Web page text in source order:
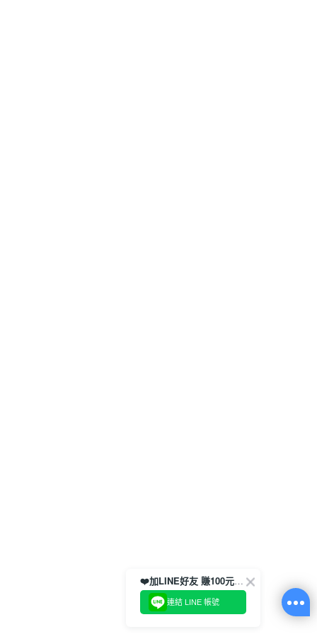
❤️加LINE好友 賺100元券！
連結 LINE 帳號